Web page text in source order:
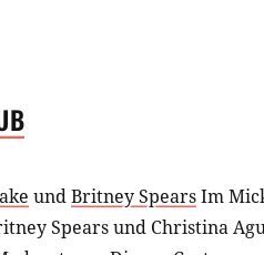
undBritney SpearsIm
Spears und Christina